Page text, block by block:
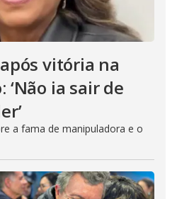
vitória na
‘Não ia sair de
a fama de manipuladora e o